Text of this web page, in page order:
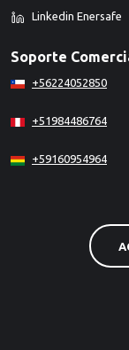
Linkedin Enersafe
Soporte
+56224052850
+51984486764
+59160954964